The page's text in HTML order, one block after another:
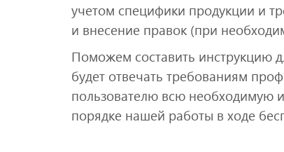
учетом специфики продукции и
и внесение правок (при
Поможем составить инструкцию
будет отвечать требованиям
пользователю всю необходимую
порядке нашей работы в ходе